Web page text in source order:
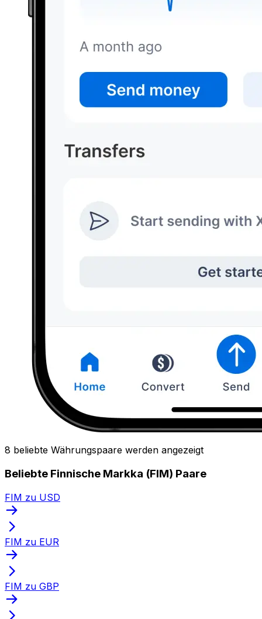
8 beliebte Währungspaare werden angezeigt
Beliebte Finnische Markka (FIM) Paare
FIM zu USD
FIM zu EUR
FIM zu GBP